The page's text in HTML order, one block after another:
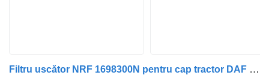
Filtru uscător NRF 1698300N pentru cap tractor DAF XF95/105 CF75/85